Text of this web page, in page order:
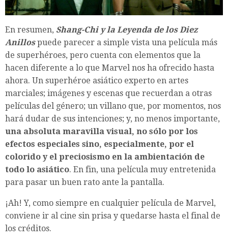
En resumen, Shang-Chi y la Leyenda de los Diez
Anillospuede parecer a simple vista una película más
de superhéroes, pero cuenta con elementos que la
hacen diferente a lo que Marvel nos ha ofrecido hasta
ahora. Un superhéroe asiático experto en artes
marciales; imágenes y escenas que recuerdan a otras
películas del género; un villano que, por momentos, nos
hará dudar de sus intenciones; y, no menos importante,
una absoluta maravilla visual, no sólo por los
efectos especiales sino, especialmente, por el
colorido y el preciosismo en la ambientación de
todo lo asiático. En fin, una película muy entretenida
para pasar un buen rato ante la pantalla.
¡Ah! Y, como siempre en cualquier película de Marvel,
conviene ir al cine sin prisa y quedarse hasta el final de
los créditos.